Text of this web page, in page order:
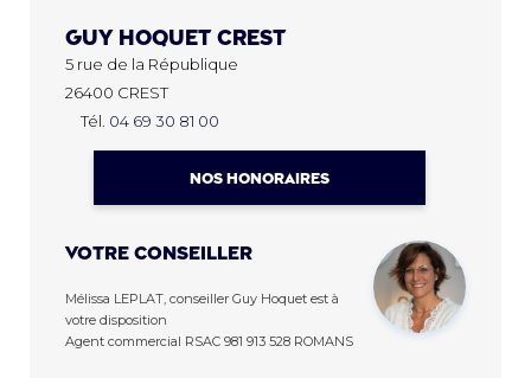
Guy HoquetCREST
5 rue de la République
26400 CREST
Tél. 04 69 30 81 00
NOS HONORAIRES
Votre conseiller
Mélissa LEPLAT, conseiller Guy Hoquet est à
votre disposition
Agent commercial RSAC 981 913 528 ROMANS